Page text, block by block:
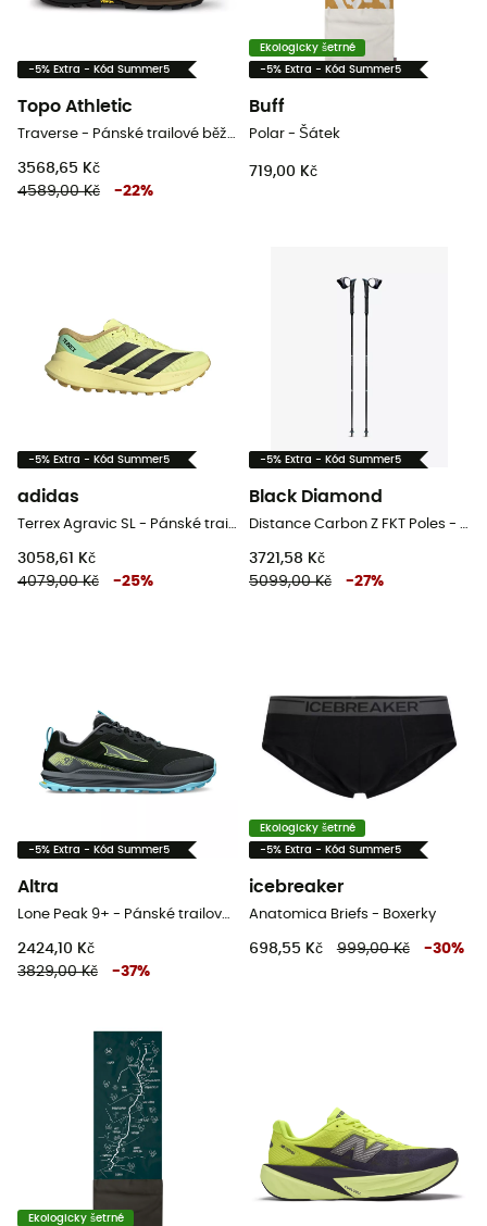
-5% Extra - Kód Summer5
Topo Athletic
3568,65 Kč
4589,00 Kč
-22%
Ekologicky šetrné
-5% Extra - Kód Summer5
Buff
Polar - Šátek
719,00 Kč
-5% Extra - Kód Summer5
adidas
3058,61 Kč
4079,00 Kč
-25%
-5% Extra - Kód Summer5
Black Diamond
3721,58 Kč
5099,00 Kč
-27%
-5% Extra - Kód Summer5
Altra
2424,10 Kč
3829,00 Kč
-37%
Ekologicky šetrné
-5% Extra - Kód Summer5
icebreaker
Anatomica Briefs - Boxerky
698,55 Kč 999,00 Kč -30%
Ekologicky šetrné